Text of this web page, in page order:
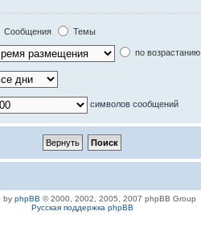
Сообщения
Темы
по возрастанию
символов сообщений
by phpBB © 2000, 2002, 2005, 2007 phpBB Group
Русская поддержка phpBB